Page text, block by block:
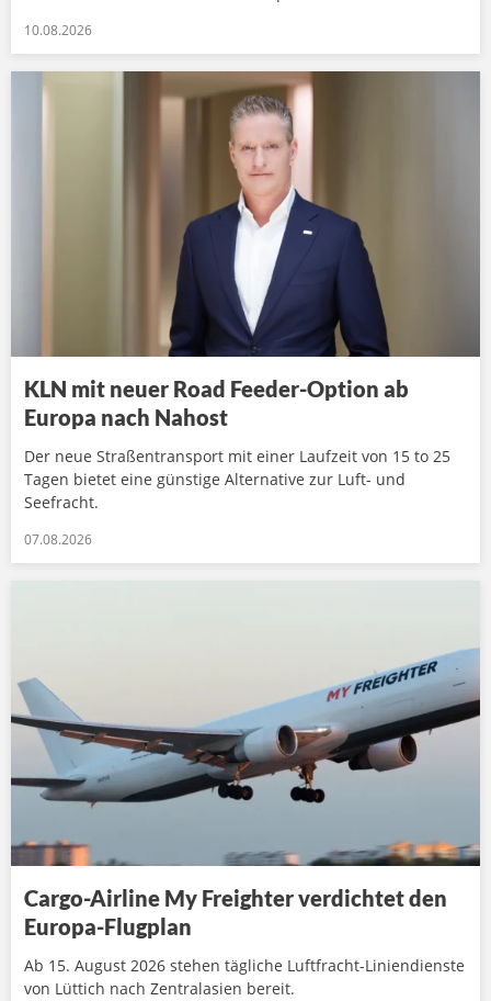
10.08.2026
KLN mit neuer Road Feeder-Option ab
Europa nach Nahost
Der neue Straßentransport mit einer Laufzeit von 15 to 25
Tagen bietet eine günstige Alternative zur Luft- und
Seefracht.
07.08.2026
Cargo-Airline My Freighter verdichtet den
Europa-Flugplan
Ab 15. August 2026 stehen tägliche Luftfracht-Liniendienste
von Lüttich nach Zentralasien bereit.